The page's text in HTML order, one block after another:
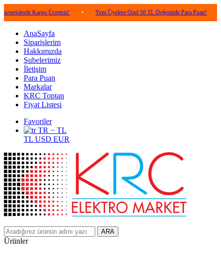
Kargo Ücretsiz! • Yeni Üyelere Özel 50 TL Değerinde Para Puan! • 5.000
AnaSayfa
Siparişlerim
Hakkımızda
Şubelerimiz
İletişim
Para Puan
Markalar
KRC Toptan
Fiyat Listesi
Favoriler
TR − TL
TL USD EUR
ARA
Ürünler